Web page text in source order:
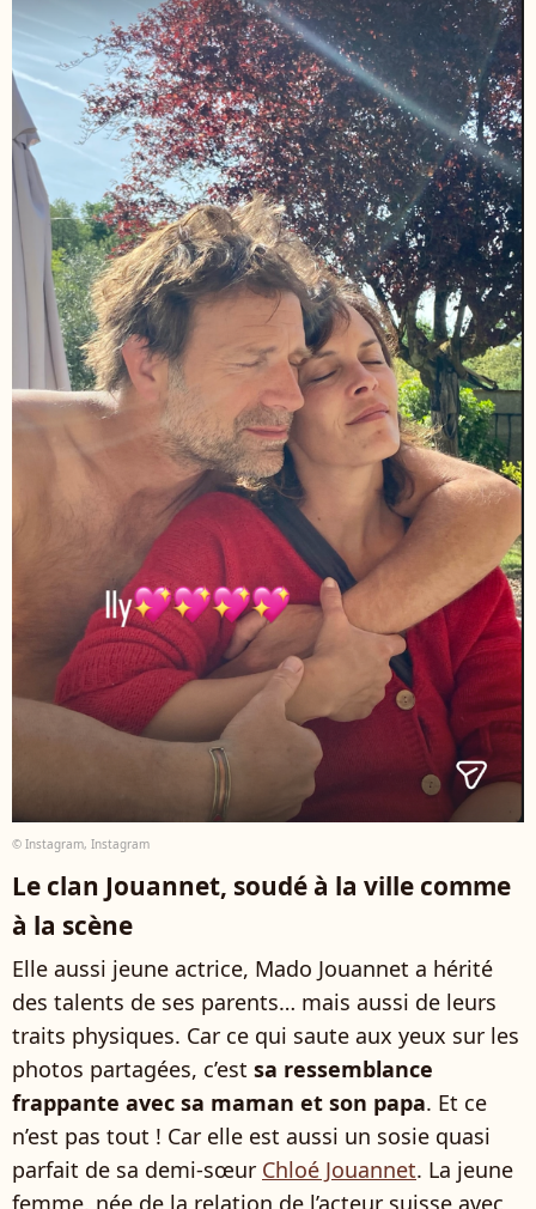
© Instagram, Instagram
Le clan Jouannet, soudé à la ville comme
à la scène
Elle aussi jeune actrice, Mado Jouannet a hérité
des talents de ses parents… mais aussi de leurs
traits physiques. Car ce qui saute aux yeux sur les
photos partagées, c’est sa ressemblance
frappante avec sa maman et son papa. Et ce
n’est pas tout ! Car elle est aussi un sosie quasi
parfait de sa demi-sœur Chloé Jouannet. La jeune
femme, née de la relation de l’acteur suisse avec